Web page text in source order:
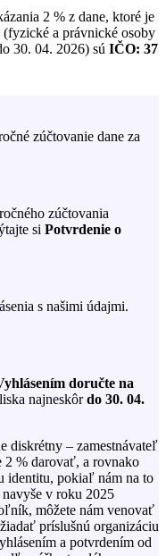
2 % z dane, ktoré je
a právnické osoby
30. 04. 2026) sú IČO: 37
zúčtovanie dane za
zúčtovania
si Potvrdenie o
s našimi údajmi.
doručte na
najneskôrdo 30. 04.
diskrétny – zamestnávateľ
2 % darovať, a rovnako
identitu, pokiaľ nám na to
v roku 2025
môžete nám venovať
príslušnú organizáciu
a potvrdením od